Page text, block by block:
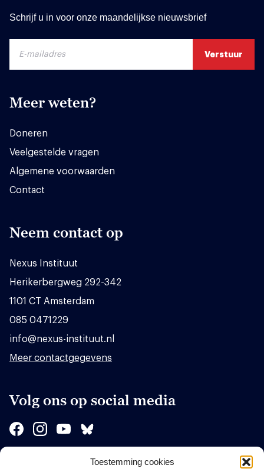
Toestemming cookies
Schrijf u in voor onze maandelijkse nieuwsbrief
Meer weten?
Doneren
Veelgestelde vragen
Algemene voorwaarden
Contact
Neem contact op
Nexus Instituut
Herikerbergweg 292-342
1101 CT Amsterdam
085 0471229
info@nexus-instituut.nl
Meer contactgegevens
Volg ons op social media